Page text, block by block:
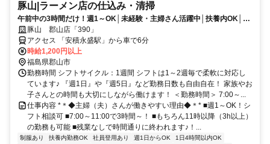
豚山|ラーメン店の仕込み・清掃
午前中の3時間だけ！週1～OK│未経験・主婦さん活躍中│扶養内OK│残
業なし
豚山 郡山店「390」
アクセス 「安積永盛駅」から車で6分
時給1,200円以上
福島県郡山市
勤務時間 シフトサイクル：1週間 シフトは1～2週毎で柔軟に対応し
ています♪ 『週1日』や『週5日』など勤務日数も自由自在！ 家族やお
子さんとの時間も大切にしながら働けます！ ＜勤務時間＞ 7:00～...
仕事内容 *＊◆主婦（夫）さんが働きやすい理由◆＊* ■週1～OK！シ
フト相談可 ■7:00～11:00で3時間～！ ■もちろん11時以降（3h以上）
の勤務も可能 ■残業なしで時間通りに終われます♪！...
制服あり 扶養内勤務OK 社員登用あり 週1日からOK
1日4時間以内OK